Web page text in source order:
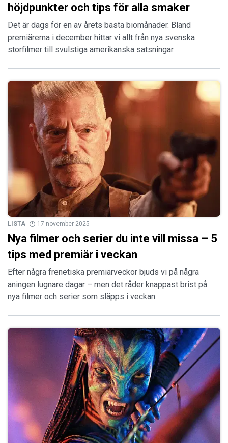
höjdpunkter och tips för alla smaker
Det är dags för en av årets bästa biomånader. Bland
premiärerna i december hittar vi allt från nya svenska
storfilmer till svulstiga amerikanska satsningar.
LISTA 17 november 2025
Nya filmer och serier du inte vill missa – 5
tips med premiär i veckan
Efter några frenetiska premiärveckor bjuds vi på några
aningen lugnare dagar – men det råder knappast brist på
nya filmer och serier som släpps i veckan.